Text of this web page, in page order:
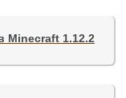
Minecraft 1.12.2